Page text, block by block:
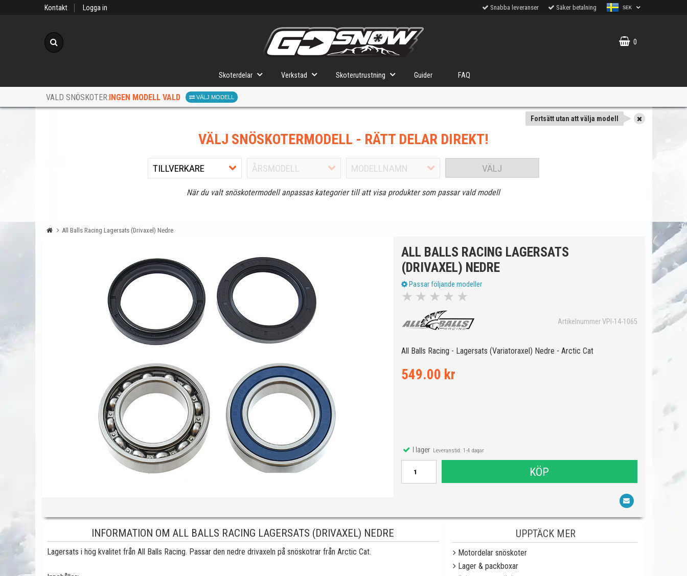
Kontakt Logga in Snabba leveranser Säker betalning SEK
0
Skoterdelar Verkstad Skoterutrustning Guider FAQ
VALD SNÖSKOTER:INGEN MODELL VALD VÄLJ MODELL
Fortsätt utan att välja modell
VÄLJ SNÖSKOTERMODELL - RÄTT DELAR DIREKT!
VÄLJ
När du valt snöskotermodell anpassas kategorier till att visa produkter som passar vald modell
All Balls Racing Lagersats (Drivaxel) Nedre
ALL BALLS RACING LAGERSATS
(DRIVAXEL) NEDRE
Passar följande modeller
★ ★ ★ ★ ★
Artikelnummer VPI-14-1065
All Balls Racing - Lagersats (Variatoraxel) Nedre - Arctic Cat
549.00 kr
I lagerLeveranstid: 1-4 dagar
KÖP
INFORMATION OM ALL BALLS RACING LAGERSATS (DRIVAXEL) NEDRE
Lagersats i hög kvalitet från All Balls Racing. Passar den nedre drivaxeln på snöskotrar från Arctic Cat.
UPPTÄCK MER
Motordelar snöskoter
Lager & packboxar